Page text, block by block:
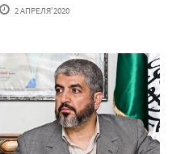
2 АПРЕЛЯ'2020